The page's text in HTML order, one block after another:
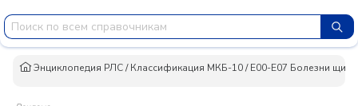
Энциклопедия РЛС/Классификация МКБ-10/E00-E07 Болезни